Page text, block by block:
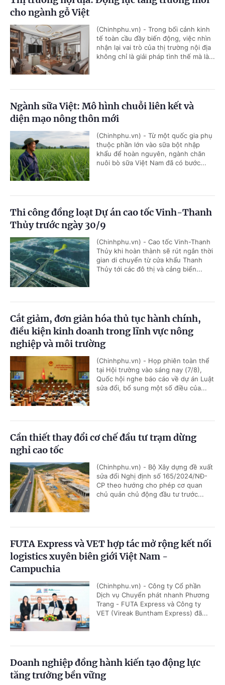
cho ngành gỗ Việt
(Chinhphu.vn) - Trong bối cảnh kinh
tế toàn cầu đầy biến động, việc nhìn
nhận lại vai trò của thị trường nội địa
không chỉ là giải pháp tình thế mà là...
Ngành sữa Việt: Mô hình chuỗi liên kết và
diện mạo nông thôn mới
(Chinhphu.vn) - Từ một quốc gia phụ
thuộc phần lớn vào sữa bột nhập
khẩu để hoàn nguyên, ngành chăn
nuôi bò sữa Việt Nam đã có bước...
Thi công đồng loạt Dự án cao tốc Vinh-Thanh
Thủy trước ngày 30/9
(Chinhphu.vn) - Cao tốc Vinh-Thanh
Thủy khi hoàn thành sẽ rút ngắn thời
gian di chuyển từ cửa khẩu Thanh
Thủy tới các đô thị và cảng biển...
Cắt giảm, đơn giản hóa thủ tục hành chính,
điều kiện kinh doanh trong lĩnh vực nông
nghiệp và môi trường
(Chinhphu.vn) - Họp phiên toàn thể
tại Hội trường vào sáng nay (7/8),
Quốc hội nghe báo cáo về dự án Luật
sửa đổi, bổ sung một số điều của...
Cần thiết thay đổi cơ chế đầu tư trạm dừng
nghỉ cao tốc
(Chinhphu.vn) - Bộ Xây dựng đề xuất
sửa đổi Nghị định số 165/2024/NĐ-
CP theo hướng cho phép cơ quan
chủ quản chủ động đầu tư trước...
FUTA Express và VET hợp tác mở rộng kết nối
logistics xuyên biên giới Việt Nam -
Campuchia
(Chinhphu.vn) - Công ty Cổ phần
Dịch vụ Chuyển phát nhanh Phương
Trang - FUTA Express và Công ty
VET (Vireak Buntham Express) đã...
Doanh nghiệp đồng hành kiến tạo động lực
tăng trưởng bền vững